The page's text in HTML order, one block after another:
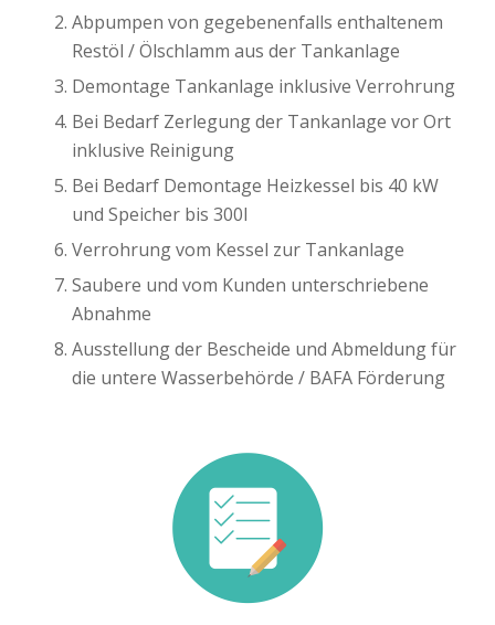
Abpumpen von gegebenenfalls enthaltenem
Restöl / Ölschlamm aus der Tankanlage
Demontage Tankanlage inklusive Verrohrung
Bei Bedarf Zerlegung der Tankanlage vor Ort
inklusive Reinigung
Bei Bedarf Demontage Heizkessel bis 40 kW
und Speicher bis 300l
Verrohrung vom Kessel zur Tankanlage
Saubere und vom Kunden unterschriebene
Abnahme
Ausstellung der Bescheide und Abmeldung für
die untere Wasserbehörde / BAFA Förderung